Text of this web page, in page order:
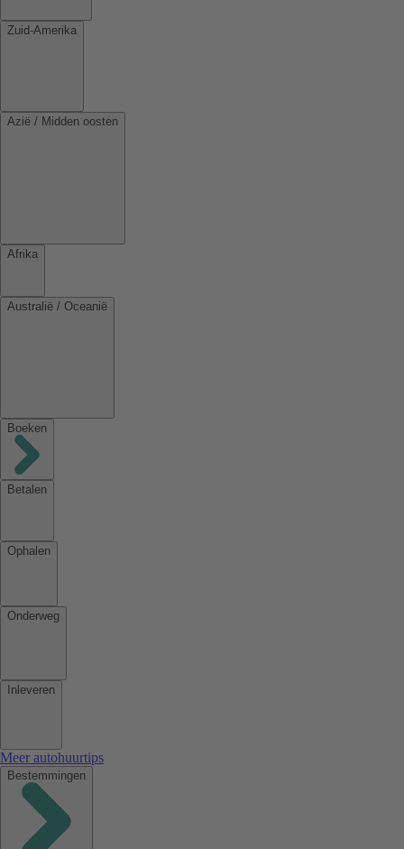
Zuid-Amerika
Azië / Midden oosten
Afrika
Australië / Oceanië
Boeken
Betalen
Ophalen
Onderweg
Inleveren
Meer autohuurtips
Bestemmingen